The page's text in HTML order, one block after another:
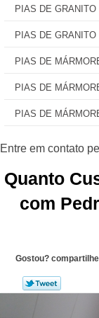
PIAS DE GRANITO
PIAS DE
PIAS DE
PIAS DE
PIAS DE
Quanto
com
Gostou?